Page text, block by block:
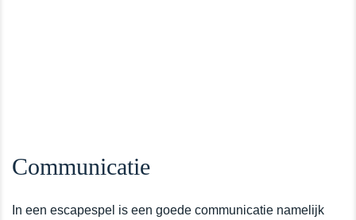
Communicatie
In een escapespel is een goede communicatie namelijk